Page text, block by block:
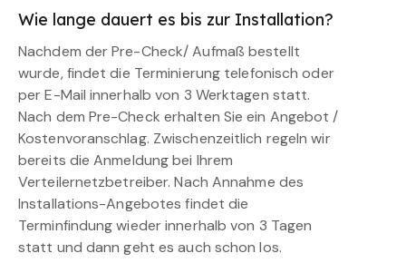
Wie lange dauert es bis zur Installation?
Nachdem der Pre-Check/ Aufmaß bestellt
wurde, findet die Terminierung telefonisch oder
per E-Mail innerhalb von 3 Werktagen statt.
Nach dem Pre-Check erhalten Sie ein Angebot /
Kostenvoranschlag. Zwischenzeitlich regeln wir
bereits die Anmeldung bei Ihrem
Verteilernetzbetreiber. Nach Annahme des
Installations-Angebotes findet die
Terminfindung wieder innerhalb von 3 Tagen
statt und dann geht es auch schon los.